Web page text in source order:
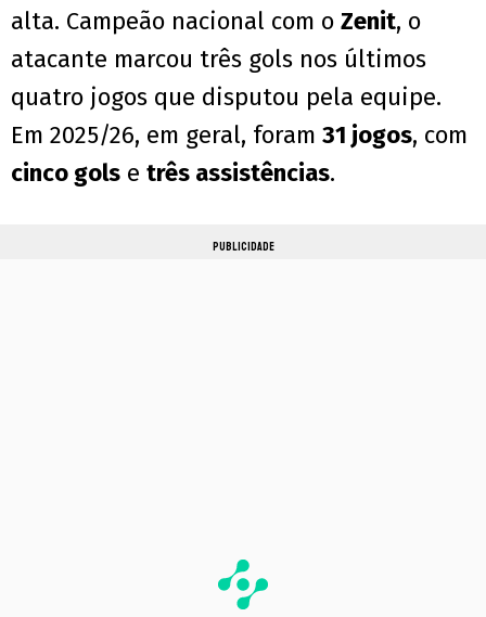
alta. Campeão nacional com o Zenit, o
atacante marcou três gols nos últimos
quatro jogos que disputou pela equipe.
Em 2025/26, em geral, foram 31 jogos, com
cinco gols e três assistências.
PUBLICIDADE